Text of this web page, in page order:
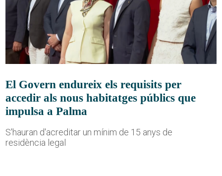
El Govern endureix els requisits per
accedir als nous habitatges públics que
impulsa a Palma
S'hauran d'acreditar un mínim de 15 anys de
residència legal